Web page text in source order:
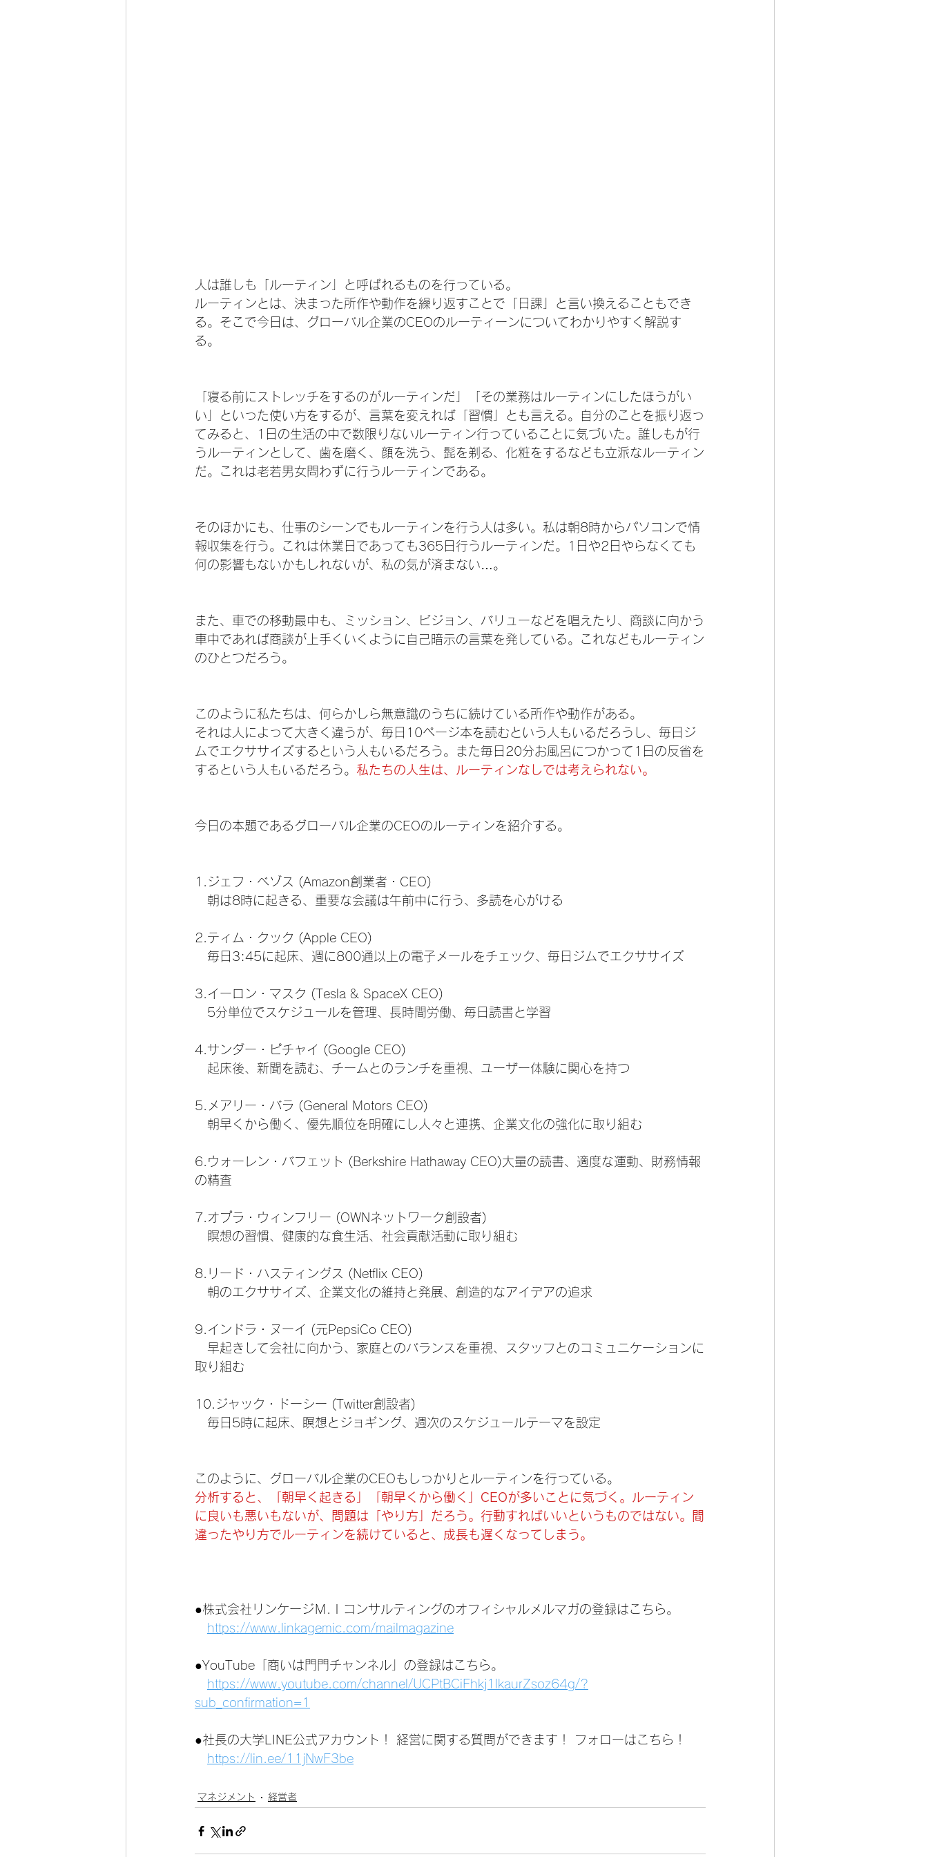
人は誰しも「ルーティン」と呼ばれるものを行っている。
ルーティンとは、決まった所作や動作を繰り返すことで「日課」と言い換えることもでき
る。そこで今日は、グローバル企業のCEOのルーティーンについてわかりやすく解説す
る。
「寝る前にストレッチをするのがルーティンだ」「その業務はルーティンにしたほうがい
い」といった使い方をするが、言葉を変えれば「習慣」とも言える。自分のことを振り返っ
てみると、1日の生活の中で数限りないルーティン行っていることに気づいた。誰しもが行
うルーティンとして、歯を磨く、顔を洗う、髭を剃る、化粧をするなども立派なルーティン
だ。これは老若男女問わずに行うルーティンである。
そのほかにも、仕事のシーンでもルーティンを行う人は多い。私は朝8時からパソコンで情
報収集を行う。これは休業日であっても365日行うルーティンだ。1日や2日やらなくても
何の影響もないかもしれないが、私の気が済まない…。
また、車での移動最中も、ミッション、ビジョン、バリューなどを唱えたり、商談に向かう
車中であれば商談が上手くいくように自己暗示の言葉を発している。これなどもルーティン
のひとつだろう。
このように私たちは、何らかしら無意識のうちに続けている所作や動作がある。
それは人によって大きく違うが、毎日10ページ本を読むという人もいるだろうし、毎日ジ
ムでエクササイズするという人もいるだろう。また毎日20分お風呂につかって1日の反省を
するという人もいるだろう。 私たちの人生は、ルーティンなしでは考えられない。
今日の本題であるグローバル企業のCEOのルーティンを紹介する。
1.ジェフ・ベゾス (Amazon創業者・CEO)
朝は8時に起きる、重要な会議は午前中に行う、多読を心がける
2.ティム・クック (Apple CEO)
毎日3:45に起床、週に800通以上の電子メールをチェック、毎日ジムでエクササイズ
3.イーロン・マスク (Tesla & SpaceX CEO)
5分単位でスケジュールを管理、長時間労働、毎日読書と学習
4.サンダー・ピチャイ (Google CEO)
起床後、新聞を読む、チームとのランチを重視、ユーザー体験に関心を持つ
5.メアリー・バラ (General Motors CEO)
朝早くから働く、優先順位を明確にし人々と連携、企業文化の強化に取り組む
6.ウォーレン・バフェット (Berkshire Hathaway CEO)大量の読書、適度な運動、財務情報
の精査
7.オプラ・ウィンフリー (OWNネットワーク創設者)
瞑想の習慣、健康的な食生活、社会貢献活動に取り組む
8.リード・ハスティングス (Netflix CEO)
朝のエクササイズ、企業文化の維持と発展、創造的なアイデアの追求
9.インドラ・ヌーイ (元PepsiCo CEO)
早起きして会社に向かう、家庭とのバランスを重視、スタッフとのコミュニケーションに
取り組む
10.ジャック・ドーシー (Twitter創設者)
毎日5時に起床、瞑想とジョギング、週次のスケジュールテーマを設定
このように、グローバル企業のCEOもしっかりとルーティンを行っている。
分析すると、「朝早く起きる」「朝早くから働く」CEOが多いことに気づく。ルーティン
に良いも悪いもないが、問題は「やり方」だろう。行動すればいいというものではない。間
違ったやり方でルーティンを続けていると、成長も遅くなってしまう。
●株式会社リンケージＭ.Ｉコンサルティングのオフィシャルメルマガの登録はこちら。
https://www.linkagemic.com/mailmagazine
●YouTube「商いは門門チャンネル」の登録はこちら。
https://www.youtube.com/channel/UCPtBCiFhkj1lkaurZsoz64g/?
sub_confirmation=1
●社長の大学LINE公式アカウント！ 経営に関する質問ができます！ フォローはこちら！
https://lin.ee/11jNwF3be
マネジメント 経営者